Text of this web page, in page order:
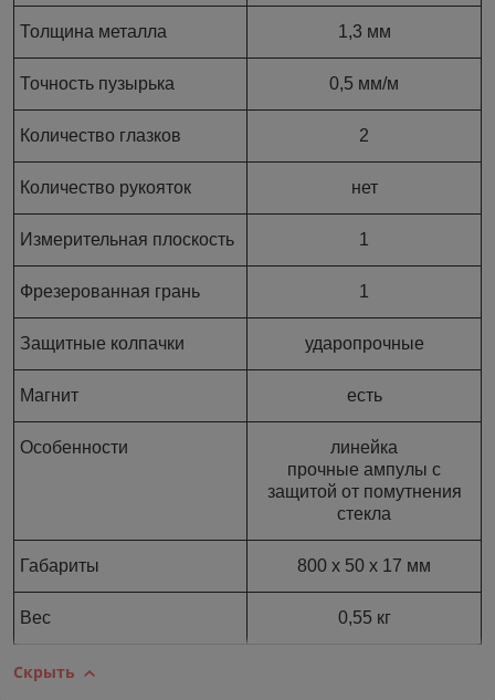
Толщина металла 1,3 мм
Точность пузырька 0,5 мм/м
Количество глазков 2
Количество рукояток нет
Измерительная плоскость 1
Фрезерованная грань 1
Защитные колпачки ударопрочные
Магнит есть
Особенности
линейка
прочные ампулы с
защитой от помутнения
стекла
Габариты 800 x 50 x 17 мм
Вес 0,55 кг
Скрыть